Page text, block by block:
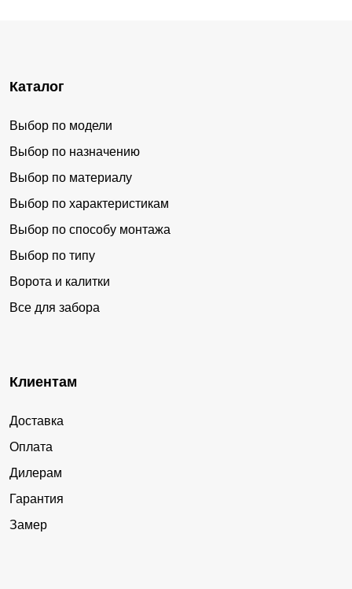
Каталог
Выбор по модели
Выбор по назначению
Выбор по материалу
Выбор по характеристикам
Выбор по способу монтажа
Выбор по типу
Ворота и калитки
Все для забора
Клиентам
Доставка
Оплата
Дилерам
Гарантия
Замер